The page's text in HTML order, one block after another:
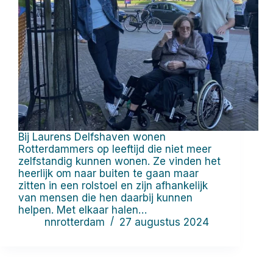
Bij Laurens Delfshaven wonen
Rotterdammers op leeftijd die niet meer
zelfstandig kunnen wonen. Ze vinden het
heerlijk om naar buiten te gaan maar
zitten in een rolstoel en zijn afhankelijk
van mensen die hen daarbij kunnen
helpen. Met elkaar halen…
nnrotterdam
27 augustus 2024